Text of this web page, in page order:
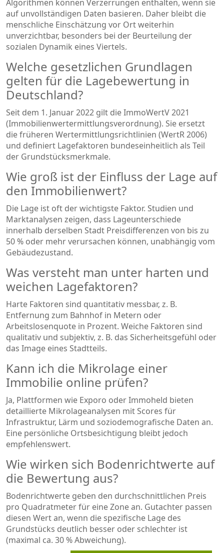
Algorithmen können Verzerrungen enthalten, wenn sie
auf unvollständigen Daten basieren. Daher bleibt die
menschliche Einschätzung vor Ort weiterhin
unverzichtbar, besonders bei der Beurteilung der
sozialen Dynamik eines Viertels.
Welche gesetzlichen Grundlagen
gelten für die Lagebewertung in
Deutschland?
Seit dem 1. Januar 2022 gilt die ImmoWertV 2021
(Immobilienwertermittlungsverordnung). Sie ersetzt
die früheren Wertermittlungsrichtlinien (WertR 2006)
und definiert Lagefaktoren bundeseinheitlich als Teil
der Grundstücksmerkmale.
Wie groß ist der Einfluss der Lage auf
den Immobilienwert?
Die Lage ist oft der wichtigste Faktor. Studien und
Marktanalysen zeigen, dass Lageunterschiede
innerhalb derselben Stadt Preisdifferenzen von bis zu
50 % oder mehr verursachen können, unabhängig vom
Gebäudezustand.
Was versteht man unter harten und
weichen Lagefaktoren?
Harte Faktoren sind quantitativ messbar, z. B.
Entfernung zum Bahnhof in Metern oder
Arbeitslosenquote in Prozent. Weiche Faktoren sind
qualitativ und subjektiv, z. B. das Sicherheitsgefühl oder
das Image eines Stadtteils.
Kann ich die Mikrolage einer
Immobilie online prüfen?
Ja, Plattformen wie Exporo oder Immoheld bieten
detaillierte Mikrolageanalysen mit Scores für
Infrastruktur, Lärm und soziodemografische Daten an.
Eine persönliche Ortsbesichtigung bleibt jedoch
empfehlenswert.
Wie wirken sich Bodenrichtwerte auf
die Bewertung aus?
Bodenrichtwerte geben den durchschnittlichen Preis
pro Quadratmeter für eine Zone an. Gutachter passen
diesen Wert an, wenn die spezifische Lage des
Grundstücks deutlich besser oder schlechter ist
(maximal ca. 30 % Abweichung).